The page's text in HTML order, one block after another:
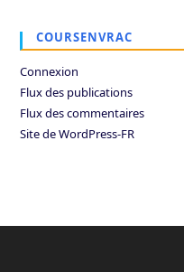
COURSENVRAC
Connexion
Flux des publications
Flux des commentaires
Site de WordPress-FR